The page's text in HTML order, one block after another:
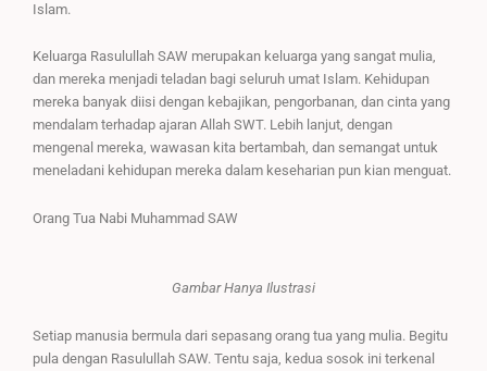
Islam.
Keluarga Rasulullah SAW merupakan keluarga yang sangat mulia,
dan mereka menjadi teladan bagi seluruh umat Islam. Kehidupan
mereka banyak diisi dengan kebajikan, pengorbanan, dan cinta yang
mendalam terhadap ajaran Allah SWT. Lebih lanjut, dengan
mengenal mereka, wawasan kita bertambah, dan semangat untuk
meneladani kehidupan mereka dalam keseharian pun kian menguat.
Orang Tua Nabi Muhammad SAW
Gambar Hanya Ilustrasi
Setiap manusia bermula dari sepasang orang tua yang mulia. Begitu
pula dengan Rasulullah SAW. Tentu saja, kedua sosok ini terkenal